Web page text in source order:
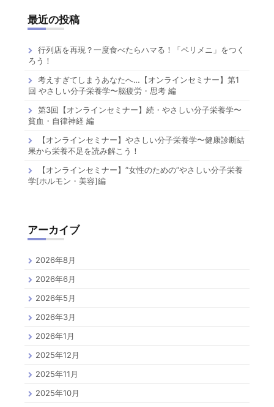
最近の投稿
行列店を再現？一度食べたらハマる！「ペリメニ」をつく
ろう！
考えすぎてしまうあなたへ…【オンラインセミナー】第1
回 やさしい分子栄養学〜脳疲労・思考 編
第3回【オンラインセミナー】続・やさしい分子栄養学〜
貧血・自律神経 編
【オンラインセミナー】やさしい分子栄養学〜健康診断結
果から栄養不足を読み解こう！
【オンラインセミナー】”女性のための”やさしい分子栄養
学[ホルモン・美容]編
アーカイブ
2026年8月
2026年6月
2026年5月
2026年3月
2026年1月
2025年12月
2025年11月
2025年10月